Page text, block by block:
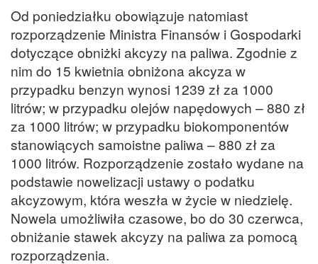
Od poniedziałku obowiązuje natomiast
rozporządzenie Ministra Finansów i Gospodarki
dotyczące obniżki akcyzy na paliwa. Zgodnie z
nim do 15 kwietnia obniżona akcyza w
przypadku benzyn wynosi 1239 zł za 1000
litrów; w przypadku olejów napędowych – 880 zł
za 1000 litrów; w przypadku biokomponentów
stanowiących samoistne paliwa – 880 zł za
1000 litrów. Rozporządzenie zostało wydane na
podstawie nowelizacji ustawy o podatku
akcyzowym, która weszła w życie w niedzielę.
Nowela umożliwiła czasowe, bo do 30 czerwca,
obniżanie stawek akcyzy na paliwa za pomocą
rozporządzenia.